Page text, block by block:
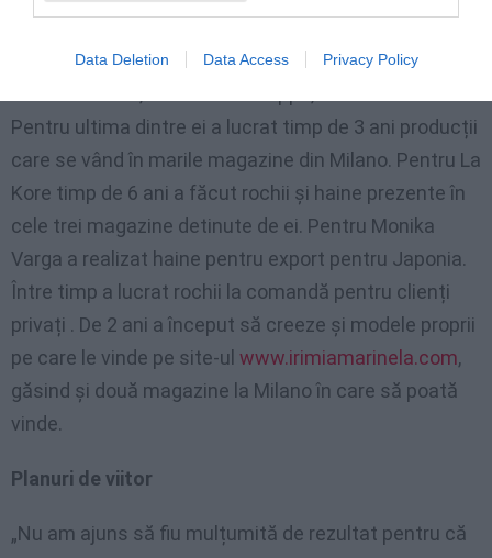
Data Deletion Data Access Privacy Policy
cunoscuți: Pietro Paradiso, Monika Varga, La Kore,
Pentru ultima dintre ei a lucrat timp de 3 ani producții
care se vând în marile magazine din Milano. Pentru La
Kore timp de 6 ani a făcut rochii și haine prezente în
cele trei magazine detinute de ei. Pentru Monika
Varga a realizat haine pentru export pentru Japonia.
Între timp a lucrat rochii la comandă pentru clienți
privați . De 2 ani a început să creeze și modele proprii
pe care le vinde pe site-ul www.irimiamarinela.com,
găsind și două magazine la Milano în care să poată
vinde.
Planuri de viitor
„Nu am ajuns să fiu mulțumită de rezultat pentru că